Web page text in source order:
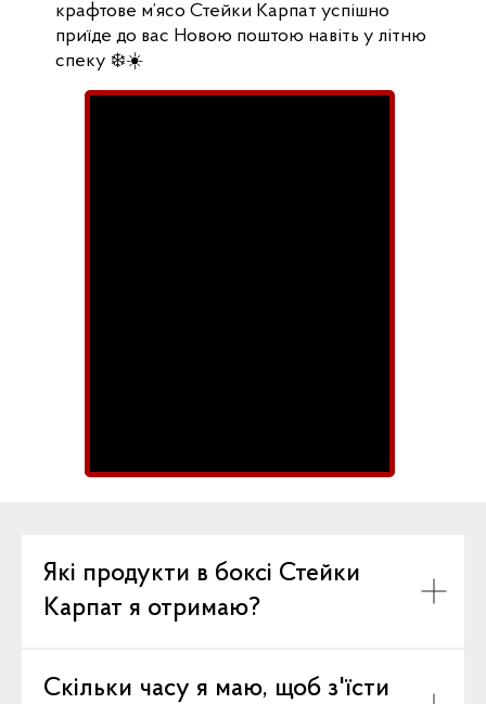
крафтове м’ясо Стейки Карпат успішно
приїде до вас Новою поштою навіть у літню
спеку ❄️☀️
Які продукти в боксі Стейки
Карпат я отримаю?
Скільки часу я маю, щоб з'їсти